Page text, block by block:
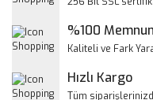
Ürün bilgilerinde
Bu ürüne benzer
%100
Kaliteli ve Fark
Hızlı Kargo
Tüm